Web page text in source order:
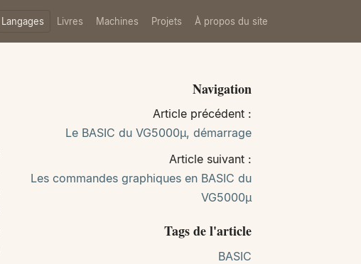
Langages Livres Machines Projets À propos du site
Navigation
Article précédent :
Le BASIC du VG5000µ, démarrage
Article suivant :
Les commandes graphiques en BASIC du
VG5000µ
Tags de l'article
BASIC